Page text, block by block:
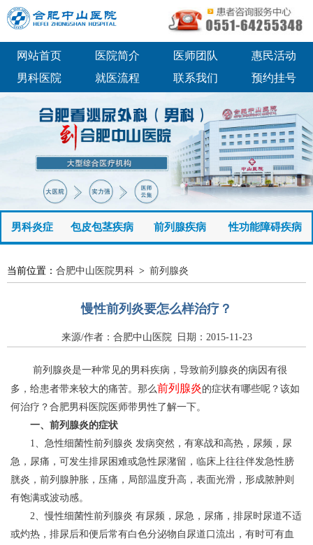
网站首页 医院简介 医师团队
惠民活动
男科医院
就医流程 联系我们 预约挂号
男科炎症 包皮包茎疾病 前列腺疾病 性功能障碍疾病
当前位置： 合肥中山医院男科 > 前列腺炎
慢性前列炎要怎么样治疗？
来源/作者：合肥中山医院 日期：2015-11-23
前列腺炎是一种常见的男科疾病，导致前列腺炎的病因有很
多，给患者带来较大的痛苦。那么前列腺炎的症状有哪些呢？该如
何治疗？合肥男科医院医师带男性了解一下。
一、前列腺炎的症状
1、急性细菌性前列腺炎 发病突然，有寒战和高热，尿频，尿
急，尿痛，可发生排尿困难或急性尿潴留，临床上往往伴发急性膀
胱炎，前列腺肿胀，压痛，局部温度升高，表面光滑，形成脓肿则
有饱满或波动感。
2、慢性细菌性前列腺炎 有尿频，尿急，尿痛，排尿时尿道不适
或灼热，排尿后和便后常有白色分泌物自尿道口流出，有时可有血